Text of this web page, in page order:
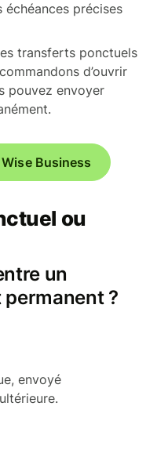
précises
transferts ponctuels
d’ouvrir
pouvez envoyer
Business
ou
un
?
envoyé